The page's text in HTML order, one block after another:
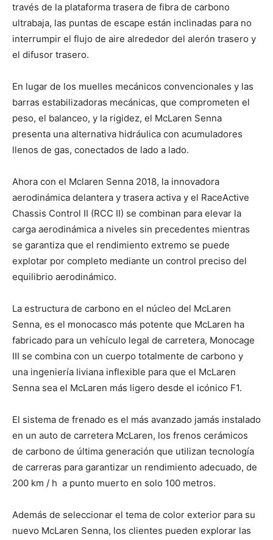
través de la plataforma trasera de fibra de carbono
ultrabaja, las puntas de escape están inclinadas para no
interrumpir el flujo de aire alrededor del alerón trasero y
el difusor trasero.
En lugar de los muelles mecánicos convencionales y las
barras estabilizadoras mecánicas, que comprometen el
peso, el balanceo, y la rigidez, el McLaren Senna
presenta una alternativa hidráulica con acumuladores
llenos de gas, conectados de lado a lado.
Ahora con el Mclaren Senna 2018, la innovadora
aerodinámica delantera y trasera activa y el RaceActive
Chassis Control II (RCC II) se combinan para elevar la
carga aerodinámica a niveles sin precedentes mientras
se garantiza que el rendimiento extremo se puede
explotar por completo mediante un control preciso del
equilibrio aerodinámico.
La estructura de carbono en el núcleo del McLaren
Senna, es el monocasco más potente que McLaren ha
fabricado para un vehículo legal de carretera, Monocage
III se combina con un cuerpo totalmente de carbono y
una ingeniería liviana inflexible para que el McLaren
Senna sea el McLaren más ligero desde el icónico F1.
El sistema de frenado es el más avanzado jamás instalado
en un auto de carretera McLaren, los frenos cerámicos
de carbono de última generación que utilizan tecnología
de carreras para garantizar un rendimiento adecuado, de
200 km / h a punto muerto en solo 100 metros.
Además de seleccionar el tema de color exterior para su
nuevo McLaren Senna, los clientes pueden explorar las